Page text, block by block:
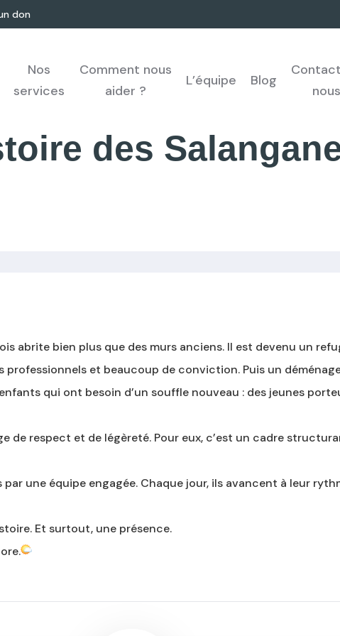
don
Nos
services
Comment nous
aider ?
L’équipe Blog
nous
des
abrite bien plus que des murs anciens. Il est devenu un
professionnels et beaucoup de conviction. Puis un
qui ont besoin d’un souffle nouveau : des jeunes
de respect et de légèreté. Pour eux, c’est un cadre
une équipe engagée. Chaque jour, ils avancent à leur
Et surtout, une présence.